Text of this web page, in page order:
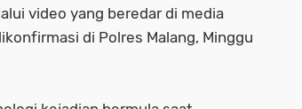
video yang beredar di media
di Polres Malang, Minggu